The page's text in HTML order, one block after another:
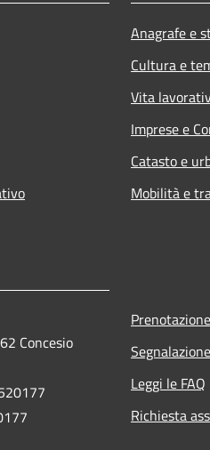
Anagrafe e
Cultura e
Vita
Imprese e
Catasto e
Mobilità e
Concesio
Leggi le FAQ
Richiesta